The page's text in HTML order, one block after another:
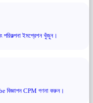
পরিকল্পনা ইমপ্রেশন খুঁজুন।
বিজ্ঞাপন CPM গণনা করুন।